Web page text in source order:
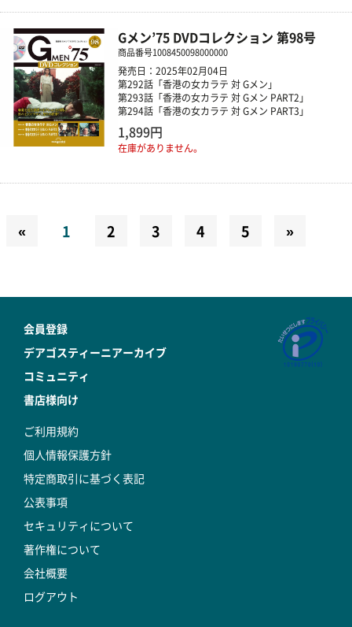
Gメン’75 DVDコレクション 第98号
商品番号1008450098000000
発売日：2025年02月04日
第292話「香港の女カラテ 対 Gメン」
第293話「香港の女カラテ 対 Gメン PART2」
第294話「香港の女カラテ 対 Gメン PART3」
1,899円
在庫がありません。
« 1 2 3 4 5 »
会員登録
デアゴスティーニアーカイブ
コミュニティ
書店様向け
ご利用規約
個人情報保護方針
特定商取引に基づく表記
公表事項
セキュリティについて
著作権について
会社概要
ログアウト